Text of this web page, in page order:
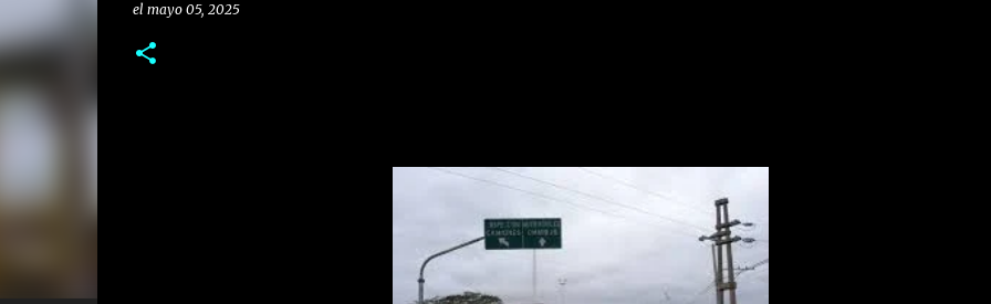
el mayo 05, 2025